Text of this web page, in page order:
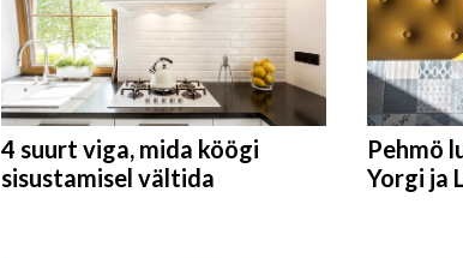
4 suurt viga, mida köögi
sisustamisel vältida
Pehmö
Yorgi ja